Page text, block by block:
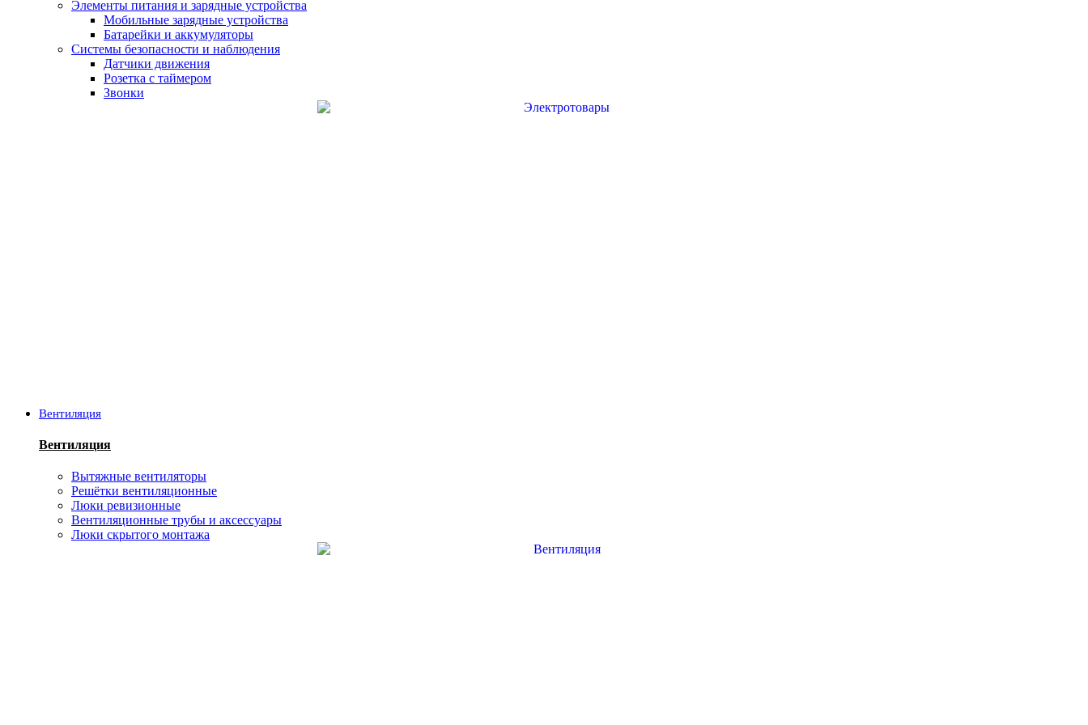
Элементы питания и зарядные устройства
Мобильные зарядные устройства
Батарейки и аккумуляторы
Системы безопасности и наблюдения
Датчики движения
Розетка с таймером
Звонки
Вентиляция
Вентиляция
Вытяжные вентиляторы
Решётки вентиляционные
Люки ревизионные
Вентиляционные трубы и аксессуары
Люки скрытого монтажа